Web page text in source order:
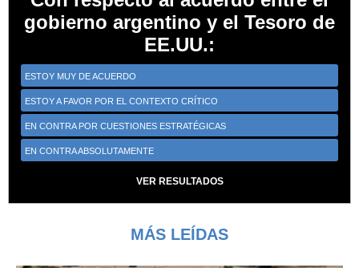
gobierno argentino y el Tesoro de
EE.UU.:
ESTOY MUY DE ACUERDO
ESTOY A FAVOR POR EL CONTEXTO CRÍTICO
EN CONTRA POR CUESTIONES ESTRATÉGICAS
EN CONTRA ABSOLUTAMENTE
VER RESULTADOS
MÁS LEÍDAS